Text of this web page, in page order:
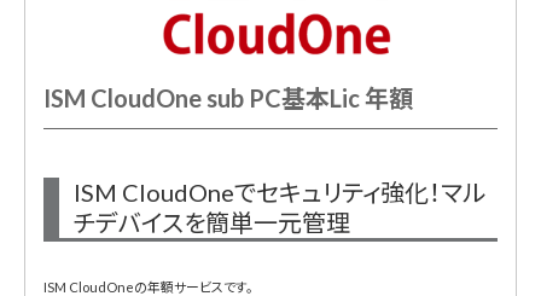
ISM CloudOne sub PC基本Lic 年額
ISM CloudOneでセキュリティ強化！マル
チデバイスを簡単一元管理
ISM CloudOneの年額サービスです。